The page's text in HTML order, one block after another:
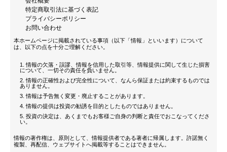
特定商取引法に基づく表記
プライバシーポリシー
お問い合わせ
本ホームページに掲載されている事項（以下「情報」といいます）について
は、以下の点を十分ご理解ください。
情報の欠落・誤謬、情報を信用した取引等、情報提供に関して生じた損害
について、一切その責任を負いません。
情報の正確性および完全性について、なんら保証または約束するものでは
ありません。
情報は予告無く変更・廃止することがあります。
情報の提供は投資の勧誘を目的としたものではありません。
投資の決定は、あくまでもお客様ご自身の判断と責任でおこなってくださ
い。
情報の著作権は、原則として、情報提供者である著者に帰属します。許諾無く
複製、再配信、ウェブサイトへ掲載等することはできません。